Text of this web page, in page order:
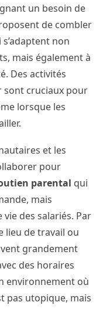
un besoin de
de combler
non
mais également à
Des activités
sont cruciaux pour
lorsque les
et les
pour
parental qui
mais
des salariés. Par
lieu de travail ou
grandement
des horaires
environnement où
pas utopique, mais